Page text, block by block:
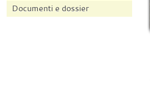
Documenti e dossier